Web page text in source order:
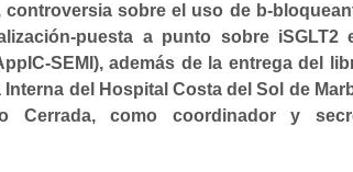
controversia sobre el uso de b-
puesta a punto sobre iSGLT2
SEMI), además de la entrega del
del Hospital Costa del Sol de
como coordinador y